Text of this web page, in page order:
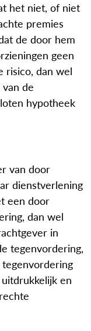
het niet, of niet
premies
de door hem
geen
risico, dan wel
de
hypotheek
van door
dienstverlening
een door
dan wel
in
tegenvordering,
en